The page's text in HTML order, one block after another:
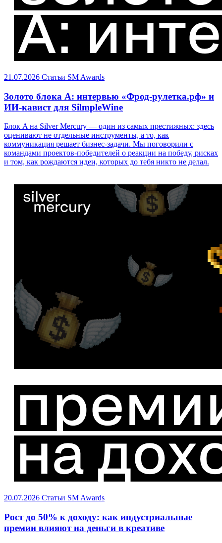
21.07.2026 Статьи SM Awards
Золото блока A: интервью «Фрод-рулетка.рф» и
ИИ-кавист для SilmpleWine
Блок A на Silver Mercury — один из самых престижных: здесь
оценивают не отдельные инструменты, а то, как
коммуникация решает бизнес-задачи. Мы поговорили с
командами проектов-победителей о реакции на победу, рисках
и том, как рождаются идеи, которых до тебя никто не делал.
20.07.2026 Статьи SM Awards
Рост до 50% к доходу: как индустриальные
премии влияют на деньги в креативе